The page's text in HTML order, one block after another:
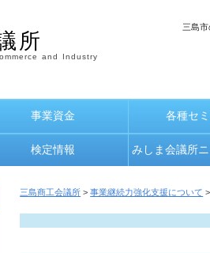
所
and Industry
三島
事業資金 各種セ
検定情報 みしま会議所
三島商工会議所 >事業継続力強化支援について